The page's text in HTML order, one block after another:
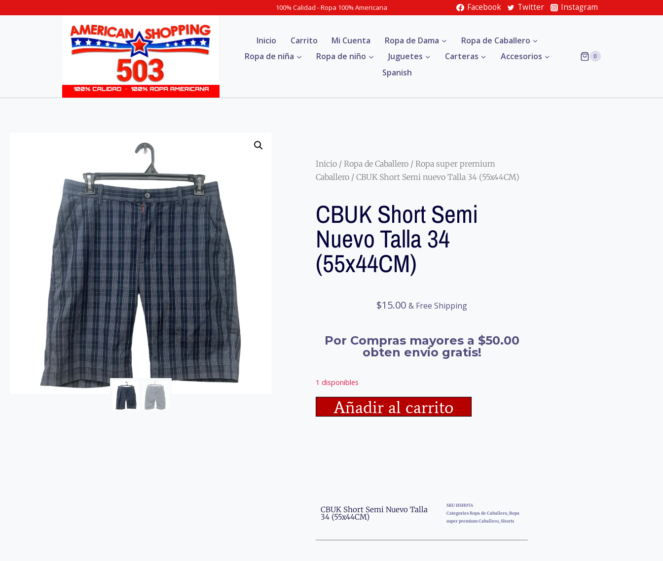
100% Calidad - Ropa 100% Americana Facebook Twitter Instagram
Inicio Carrito Mi Cuenta Ropa de Dama
Ropa de Caballero
Ropa de niña
Ropa de niño Juguetes Carteras
Accesorios
Spanish
0
Inicio / Ropa de Caballero / Ropa super premium
Caballero / CBUK Short Semi nuevo Talla 34 (55x44CM)
CBUK Short Semi
Nuevo Talla 34
(55x44CM)
$15.00 & Free Shipping
Por Compras mayores a $50.00
obten envio gratis!
1 disponibles
Añadir al carrito
CBUK Short Semi Nuevo Talla
34 (55x44CM)
SKU HSH054
Categories Ropa de Caballero, Ropa
super premium Caballero, Shorts